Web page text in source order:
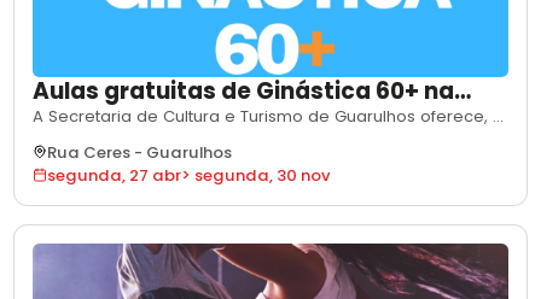
Aulas gratuitas de Ginástica 60+ na
Casa de Cultura Popular São Rafael
A Secretaria de Cultura e Turismo de Guarulhos oferece, a
voltadas para pessoas com 60 anos ou mais na Casa de
Cultura Popular São Rafael. As atividades acontecem às
segundas-feiras, das 8h às 9h30, e se estendem até 30
de novembro de 2026.
Rua Ceres - Guarulhos
segunda, 27 abr> segunda, 30 nov